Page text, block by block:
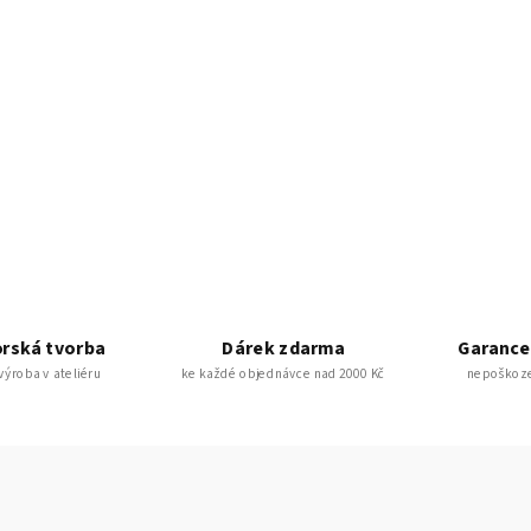
tvorba
v ateliéru
Dárek zdarma
ke každé objednávce nad 2000 Kč